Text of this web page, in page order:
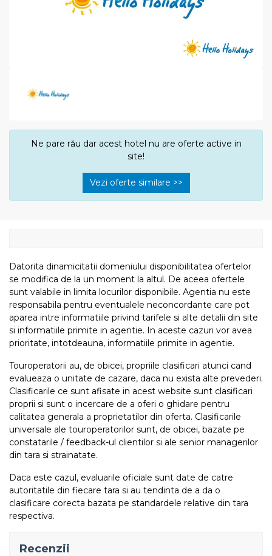
Ne pare rău dar acest hotel nu are oferte active in
site!
Vezi oferte similare >>
Datorita dinamicitatii domeniului disponibilitatea ofertelor
se modifica de la un moment la altul. De aceea ofertele
sunt valabile in limita locurilor disponibile. Agentia nu este
responsabila pentru eventualele neconcordante care pot
aparea intre informatiile privind tarifele si alte detalii din site
si informatiile primite in agentie. In aceste cazuri vor avea
prioritate, intotdeauna, informatiile primite in agentie.
Touroperatorii au, de obicei, propriile clasificari atunci cand
evalueaza o unitate de cazare, daca nu exista alte prevederi.
Clasificarile ce sunt afisate in acest website sunt clasificari
proprii si sunt o incercare de a oferi o ghidare pentru
calitatea generala a proprietatilor din oferta. Clasificarile
universale ale touroperatorilor sunt, de obicei, bazate pe
constatarile / feedback-ul clientilor si ale senior managerilor
din tara si strainatate.
Daca este cazul, evaluarile oficiale sunt date de catre
autoritatile din fiecare tara si au tendinta de a da o
clasificare corecta bazata pe standardele relative din tara
respectiva.
Recenzii